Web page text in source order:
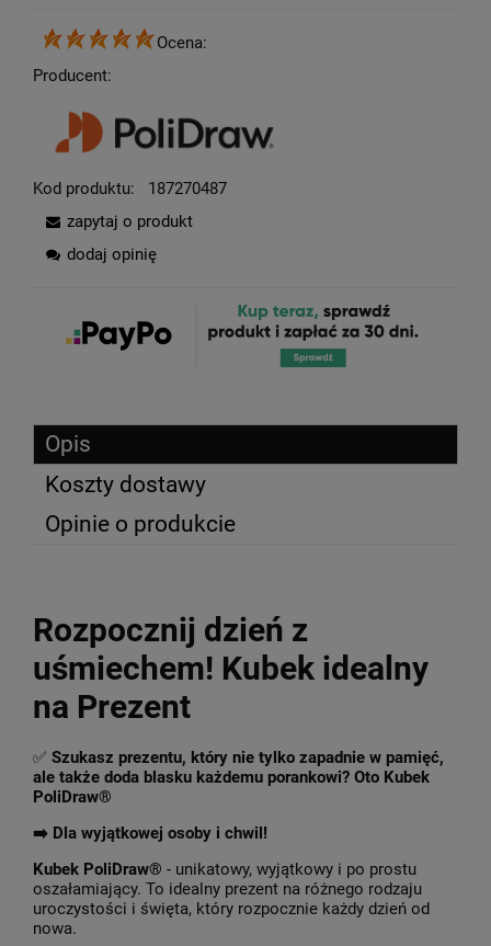
Ocena:
Producent:
Kod produktu:
187270487
zapytaj o produkt
dodaj opinię
Opis
Koszty dostawy
Opinie o produkcie
Rozpocznij dzień z
uśmiechem! Kubek idealny
na Prezent
✅ Szukasz prezentu, który nie tylko zapadnie w pamięć,
ale także doda blasku każdemu porankowi? Oto Kubek
PoliDraw®
➡️ Dla wyjątkowej osoby i chwil!
Kubek PoliDraw® - unikatowy, wyjątkowy i po prostu
oszałamiający. To idealny prezent na różnego rodzaju
uroczystości i święta, który rozpocznie każdy dzień od
nowa.